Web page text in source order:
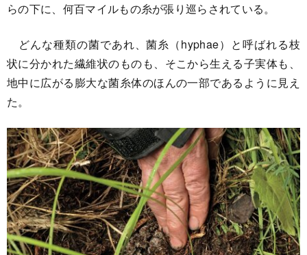
らの下に、何百マイルもの糸が張り巡らされている。
どんな種類の菌であれ、菌糸（hyphae）と呼ばれる枝
状に分かれた繊維状のものも、そこから生える子実体も、
地中に広がる膨大な菌糸体のほんの一部であるように見え
た。